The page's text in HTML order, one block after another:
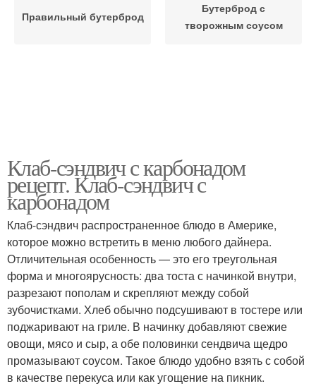
Правильный бутерброд
Бутерброд с
творожным соусом
Клаб-сэндвич с карбонадом
рецепт. Клаб-сэндвич с
карбонадом
Клаб-сэндвич распространенное блюдо в Америке,
которое можно встретить в меню любого дайнера.
Отличительная особенность — это его треугольная
форма и многоярусность: два тоста с начинкой внутри,
разрезают пополам и скрепляют между собой
зубочистками. Хлеб обычно подсушивают в тостере или
поджаривают на гриле. В начинку добавляют свежие
овощи, мясо и сыр, а обе половинки сендвича щедро
промазывают соусом. Такое блюдо удобно взять с собой
в качестве перекуса или как угощение на пикник.